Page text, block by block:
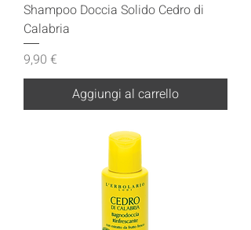
Shampoo Doccia Solido Cedro di
Calabria
Prezzo
9,90 €
Aggiungi al carrello